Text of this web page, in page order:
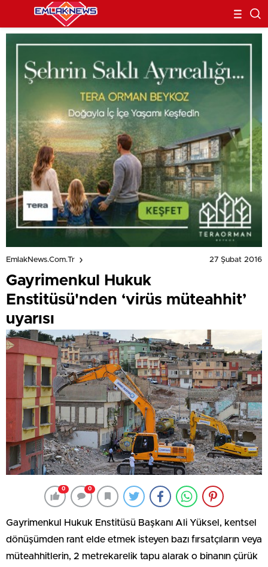
EmlakNews.com.tr 27 Şubat 2016
Gayrimenkul Hukuk
Enstitüsü'nden ‘virüs müteahhit’
uyarısı
0 0
Gayrimenkul Hukuk Enstitüsü Başkanı Ali Yüksel, kentsel
dönüşümden rant elde etmek isteyen bazı fırsatçıların veya
müteahhitlerin, 2 metrekarelik tapu alarak o binanın çürük